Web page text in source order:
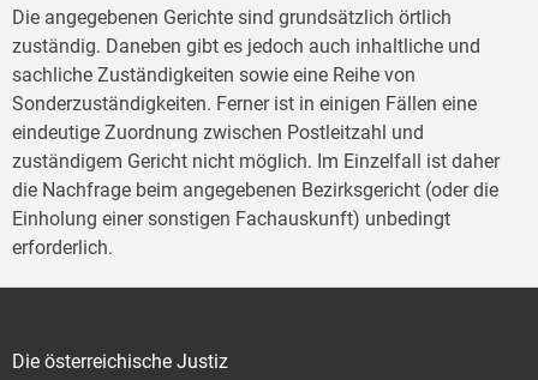
Die angegebenen Gerichte sind grundsätzlich örtlich
zuständig. Daneben gibt es jedoch auch inhaltliche und
sachliche Zuständigkeiten sowie eine Reihe von
Sonderzuständigkeiten. Ferner ist in einigen Fällen eine
eindeutige Zuordnung zwischen Postleitzahl und
zuständigem Gericht nicht möglich. Im Einzelfall ist daher
die Nachfrage beim angegebenen Bezirksgericht (oder die
Einholung einer sonstigen Fachauskunft) unbedingt
erforderlich.
Die österreichische Justiz